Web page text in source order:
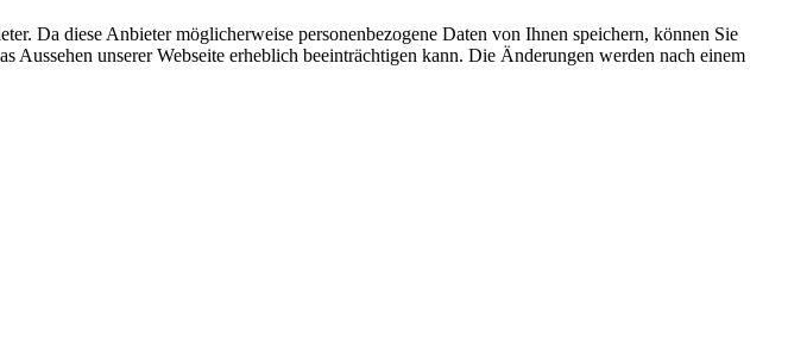
Da diese Anbieter möglicherweise personenbezogene Daten von Ihnen speichern, können Sie
unserer Webseite erheblich beeinträchtigen kann. Die Änderungen werden nach einem